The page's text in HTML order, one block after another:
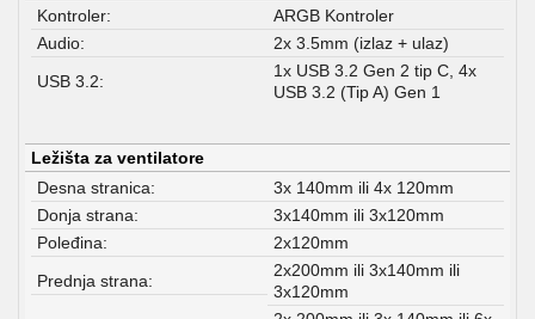
Kontroler:
ARGB Kontroler
Audio:
2x 3.5mm (izlaz + ulaz)
USB 3.2:
1x USB 3.2 Gen 2 tip C, 4x
USB 3.2 (Tip A) Gen 1
Ležišta za ventilatore
Desna stranica:
3x 140mm ili 4x 120mm
Donja strana:
3x140mm ili 3x120mm
Poleđina:
2x120mm
Prednja strana:
2x200mm ili 3x140mm ili
3x120mm